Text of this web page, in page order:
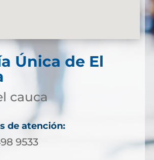
Única de El
cauca
de atención:
9533